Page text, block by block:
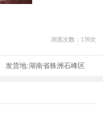
浏览次数： 139次
发货地:湖南省株洲石峰区